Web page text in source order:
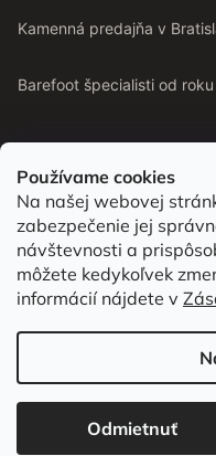
Používame cookies
Na našej webovej
zabezpečenie jej
návštevnosti a
môžete kedykoľvek
informácií nájdete v
Odmietnuť
Kamenná predajňa v
Barefoot špecialisti od
Od roku 2016 pomáhame
chodidla. Nájdete nás aj v
Copyright 2026bububu.sk.